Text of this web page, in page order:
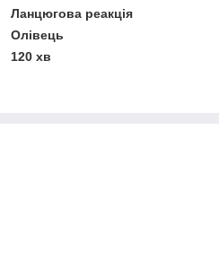
Ланцюгова реакція
Олівець
120 хв